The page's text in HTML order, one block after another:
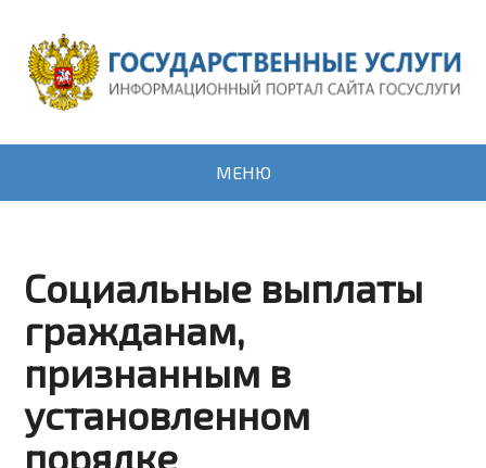
МЕНЮ
Социальные выплаты
гражданам,
признанным в
установленном
порядке